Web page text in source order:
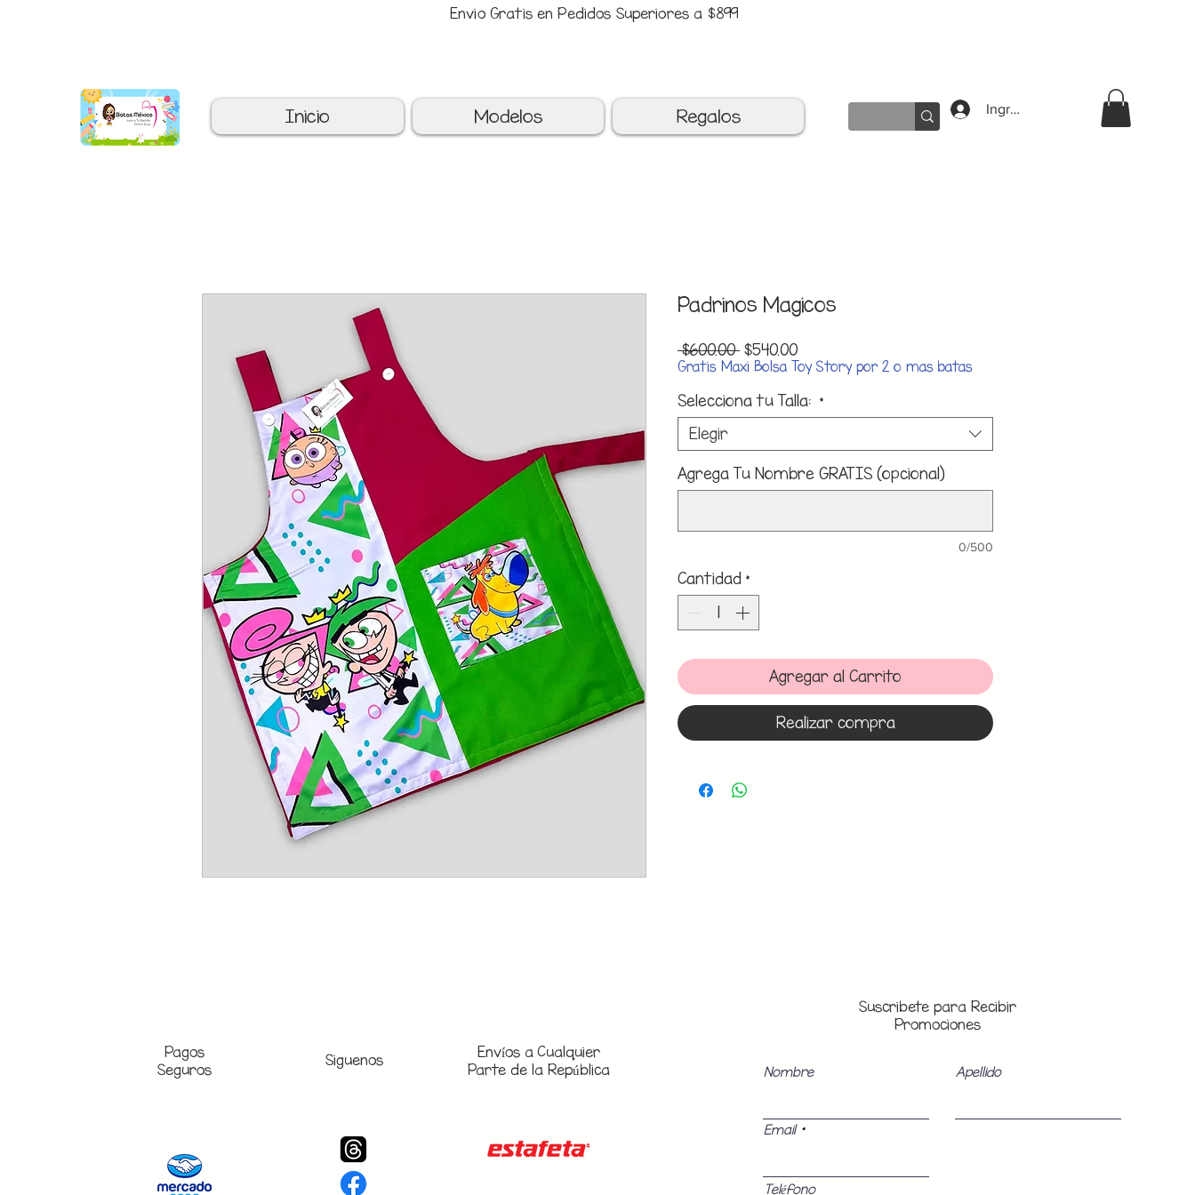
Ingresar
Envio Gratis en Pedidos Superiores a $899
Inicio Modelos Regalos
Padrinos Magicos
$600.00 Precio
$540.00Precio
de
Gratis Maxi Bolsa Toy Story por 2 o mas batas
Selecciona tu Talla: *
Elegir
Agrega Tu Nombre GRATIS (opcional)
0/500
Cantidad *
Agregar al Carrito
Realizar compra
Siguenos Envíos aCualquier
Parte de la República
Pagos
Seguros
Suscribete para Recibir
Promociones
Nombre Apellido
Email
Teléfono